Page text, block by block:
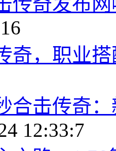
奇，职业
合击传奇
12:33:7